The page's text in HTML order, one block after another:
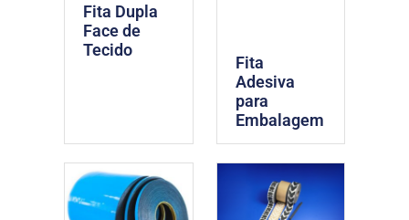
Fita Dupla
Face de
Tecido
Fita
Adesiva
para
Embalagem